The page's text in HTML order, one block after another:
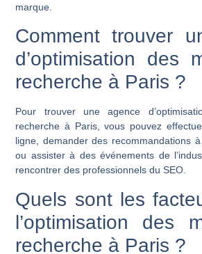
marque.
Comment trouver
d’optimisation des
recherche à Paris ?
Pour trouver une agence
recherche à Paris, vous pouvez
ligne, demander des recommandations à
ou assister à des événements de
rencontrer des professionnels du SEO.
Quels sont les
l’optimisation des
recherche à Paris ?